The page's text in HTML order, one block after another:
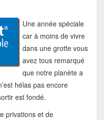
Une année spéciale
car à moins de vivre
dans une grotte vous
avez tous remarqué
que notre planète a
hélas pas encore
est fondé.
privations et de